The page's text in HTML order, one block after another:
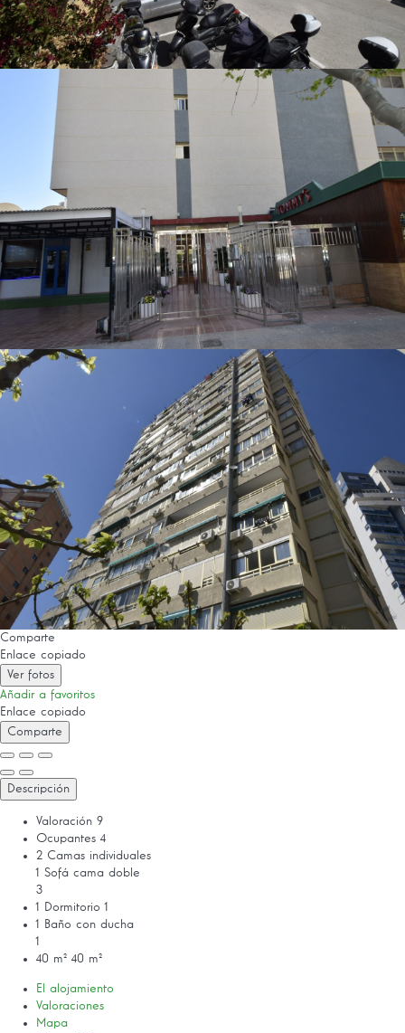
Comparte
Enlace copiado
Ver fotos
Añadir a favoritos
Enlace copiado
Comparte
Descripción
Valoración 9
Ocupantes 4
2 Camas individuales
1 Sofá cama doble
3
1 Dormitorio 1
1 Baño con ducha
1
40 m² 40 m²
El alojamiento
Valoraciones
Mapa